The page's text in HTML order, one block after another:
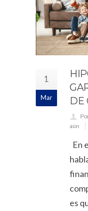
1
Mar
DE
aún
En
es